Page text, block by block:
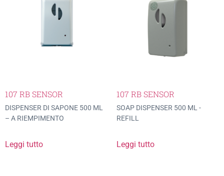
107 RB SENSOR
DISPENSER DI SAPONE 500 ML
– A RIEMPIMENTO
Leggi tutto
107 RB SENSOR
SOAP DISPENSER 500 ML -
REFILL
Leggi tutto